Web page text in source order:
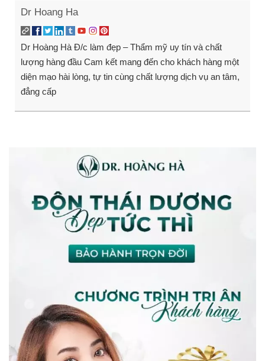
Dr Hoang Ha
Dr Hoàng Hà Đ/c làm đẹp – Thẩm mỹ uy tín và chất
lượng hàng đầu Cam kết mang đến cho khách hàng một
diện mạo hài lòng, tự tin cùng chất lượng dịch vụ an tâm,
đẳng cấp